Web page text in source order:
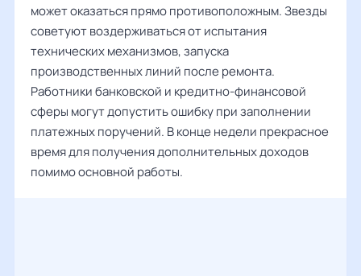
может оказаться прямо противоположным. Звезды
советуют воздерживаться от испытания
технических механизмов, запуска
производственных линий после ремонта.
Работники банковской и кредитно-финансовой
сферы могут допустить ошибку при заполнении
платежных поручений. В конце недели прекрасное
время для получения дополнительных доходов
помимо основной работы.